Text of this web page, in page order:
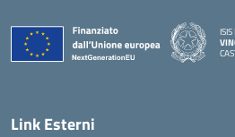
Link Esterni